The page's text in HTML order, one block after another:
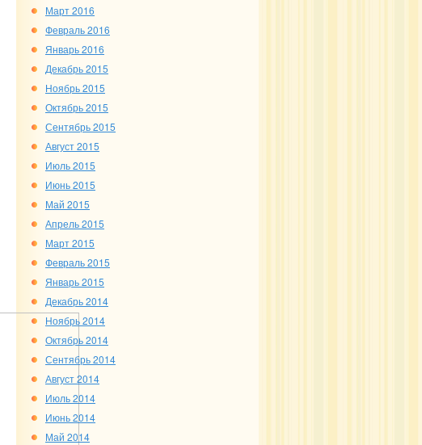
Март 2016
Февраль 2016
Январь 2016
Декабрь 2015
Ноябрь 2015
Октябрь 2015
Сентябрь 2015
Август 2015
Июль 2015
Июнь 2015
Май 2015
Апрель 2015
Март 2015
Февраль 2015
Январь 2015
Декабрь 2014
Ноябрь 2014
Октябрь 2014
Сентябрь 2014
Август 2014
Июль 2014
Июнь 2014
Май 2014